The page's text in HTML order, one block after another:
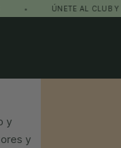
ÚNETE AL CLUB Y GANA
y
y